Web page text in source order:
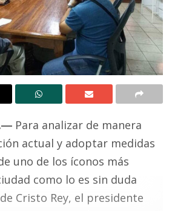
― Para analizar de manera
actual y adoptar medidas
uno de los íconos más
como lo es sin duda
Cristo Rey, el presidente